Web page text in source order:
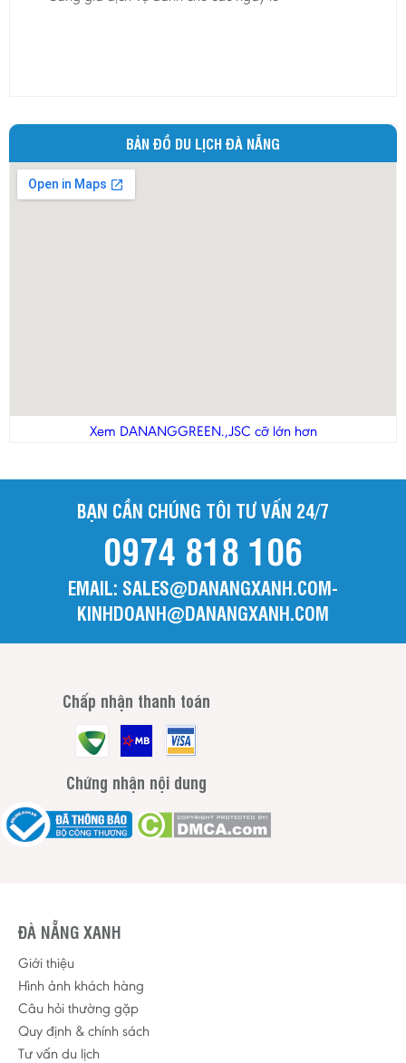
Quảng Bình
Quảng Ngãi
Quảng Ninh
Tuyên Quang
BẢN ĐỒ DU LỊCH ĐÀ NẴNG
Xem DANANGGREEN.,JSC cỡ lớn hơn
BẠN CẦN CHÚNG TÔI TƯ VẤN 24/7
0974 818 106
EMAIL: SALES@DANANGXANH.COM-
KINHDOANH@DANANGXANH.COM
Chấp nhận thanh toán
Chứng nhận nội dung
ĐÀ NẴNG XANH
Giới thiệu
Hình ảnh khách hàng
Câu hỏi thường gặp
Quy định & chính sách
Tư vấn du lịch